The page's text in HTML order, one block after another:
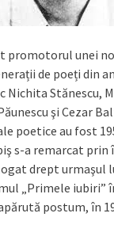
promotorul unei
de poeți din
Stănescu,
şi Cezar
poetice au fost
s-a remarcat prin
drept urmaşul
„Primele iubiri”
postum, în